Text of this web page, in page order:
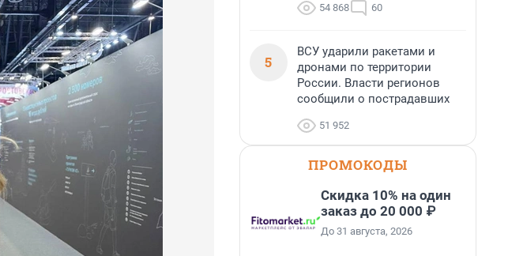
54 868 60
5
ВСУ ударили ракетами и
дронами по территории
России. Власти регионов
сообщили о пострадавших
51 952
ПРОМОКОДЫ
Скидка 10% на один
заказ до 20 000 ₽
До 31 августа, 2026